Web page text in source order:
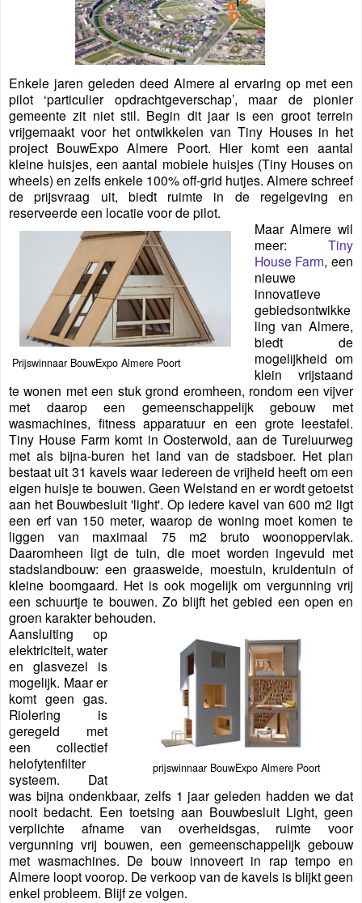
Enkele jaren geleden deed Almere al ervaring op met een
pilot ‘particulier opdrachtgeverschap’, maar de pionier
gemeente zit niet stil. Begin dit jaar is een groot terrein
vrijgemaakt voor het ontwikkelen van Tiny Houses in het
project BouwExpo Almere Poort. Hier komt een aantal
kleine huisjes, een aantal mobiele huisjes (Tiny Houses on
wheels) en zelfs enkele 100% off-grid hutjes. Almere schreef
de prijsvraag uit, biedt ruimte in de regelgeving en
reserveerde een locatie voor de pilot.
Prijswinnaar BouwExpo Almere Poort
Maar Almere wil
meer: Tiny
House Farm, een
nieuwe
innovatieve
gebiedsontwikke
ling van Almere,
biedt de
mogelijkheid om
klein vrijstaand
te wonen met een stuk grond eromheen, rondom een vijver
met daarop een gemeenschappelijk gebouw met
wasmachines, fitness apparatuur en een grote leestafel.
Tiny House Farm komt in Oosterwold, aan de Tureluurweg
met als bijna-buren het land van de stadsboer. Het plan
bestaat uit 31 kavels waar iedereen de vrijheid heeft om een
eigen huisje te bouwen. Geen Welstand en er wordt getoetst
aan het Bouwbesluit 'light'. Op iedere kavel van 600 m2 ligt
een erf van 150 meter, waarop de woning moet komen te
liggen van maximaal 75 m2 bruto woonoppervlak.
Daaromheen ligt de tuin, die moet worden ingevuld met
stadslandbouw: een graasweide, moestuin, kruidentuin of
kleine boomgaard. Het is ook mogelijk om vergunning vrij
een schuurtje te bouwen. Zo blijft het gebied een open en
groen karakter behouden.
prijswinnaar BouwExpo Almere Poort
Aansluiting op
elektriciteit, water
en glasvezel is
mogelijk. Maar er
komt geen gas.
Riolering is
geregeld met
een collectief
helofytenfilter
systeem. Dat
was bijna ondenkbaar, zelfs 1 jaar geleden hadden we dat
nooit bedacht. Een toetsing aan Bouwbesluit Light, geen
verplichte afname van overheidsgas, ruimte voor
vergunning vrij bouwen, een gemeenschappelijk gebouw
met wasmachines. De bouw innoveert in rap tempo en
Almere loopt voorop. De verkoop van de kavels is blijkt geen
enkel probleem. Blijf ze volgen.